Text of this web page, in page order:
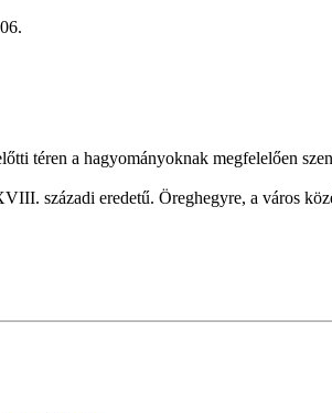
téren a hagyományoknak megfelelően
századi eredetű. Öreghegyre, a város